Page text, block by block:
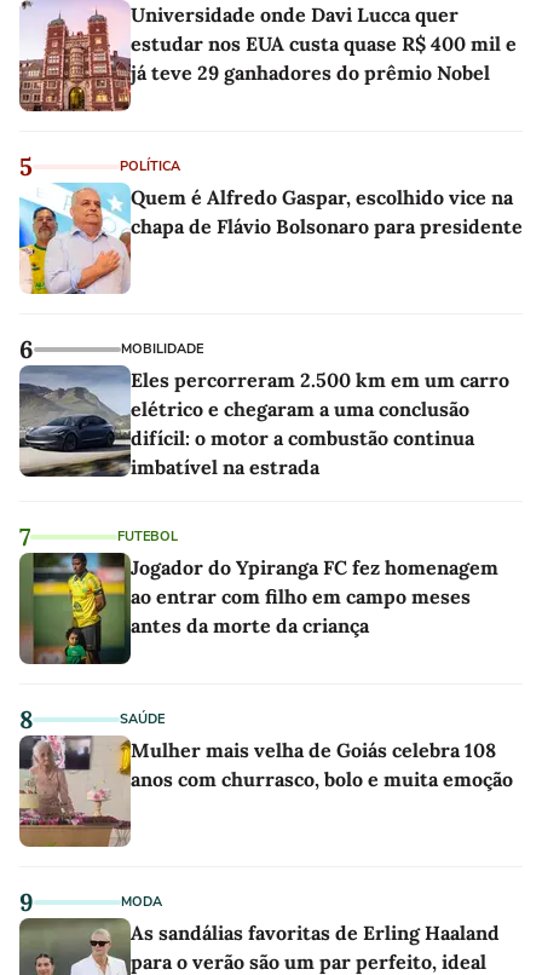
Universidade onde Davi Lucca quer
estudar nos EUA custa quase R$ 400 mil e
já teve 29 ganhadores do prêmio Nobel
5 POLÍTICA
Quem é Alfredo Gaspar, escolhido vice na
chapa de Flávio Bolsonaro para presidente
6 MOBILIDADE
Eles percorreram 2.500 km em um carro
elétrico e chegaram a uma conclusão
difícil: o motor a combustão continua
imbatível na estrada
7 FUTEBOL
Jogador do Ypiranga FC fez homenagem
ao entrar com filho em campo meses
antes da morte da criança
8 SAÚDE
Mulher mais velha de Goiás celebra 108
anos com churrasco, bolo e muita emoção
9 MODA
As sandálias favoritas de Erling Haaland
para o verão são um par perfeito, ideal